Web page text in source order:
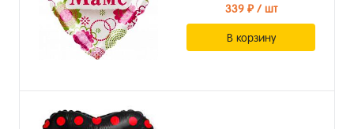
339 ₽/ шт
В корзину